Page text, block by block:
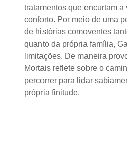
tratamentos que encurtam
conforto. Por meio de uma
de histórias comoventes
quanto da própria família,
limitações. De maneira
Mortais reflete sobre o
percorrer para lidar
própria finitude.